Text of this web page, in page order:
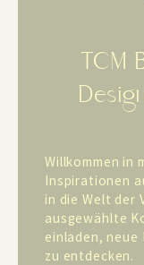
TCM
Willkommen in
Inspirationen
in die Welt der
ausgewählte
einladen, neue
zu entdecken.